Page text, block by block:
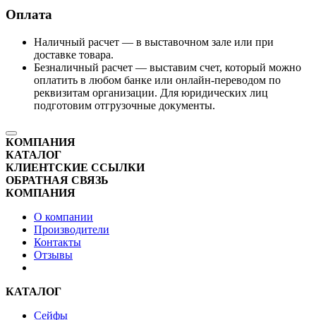
Оплата
Наличный расчет — в выставочном зале или при
доставке товара.
Безналичный расчет — выставим счет, который можно
оплатить в любом банке или онлайн-переводом по
реквизитам организации. Для юридических лиц
подготовим отгрузочные документы.
КОМПАНИЯ
КАТАЛОГ
КЛИЕНТСКИЕ ССЫЛКИ
ОБРАТНАЯ СВЯЗЬ
КОМПАНИЯ
О компании
Производители
Контакты
Отзывы
КАТАЛОГ
Сейфы